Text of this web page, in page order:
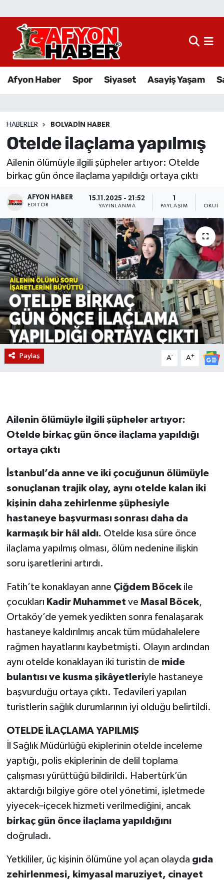
Afyon Haber Spor Siyaset Asayiş Yaşam
HABERLER BOLVADIN HABER
Otelde ilaçlama yapılmış
Ailenin ölümüyle ilgili şüpheler artıyor: Otelde
birkaç gün önce ilaçlama yapıldığı ortaya çıktı
AFYON HABER
EDITÖR
15.11.2025 - 21:52
YAYINLANMA PAYLAŞIM
Paylaş A- A+
Ailenin ölümüyle ilgili şüpheler artıyor:
Otelde birkaç gün önce ilaçlama yapıldığı
ortaya çıktı
İstanbul’da anne ve iki çocuğunun ölümüyle
sonuçlanan trajik olay, aynı otelde kalan iki
kişinin daha zehirlenme şüphesiyle
hastaneye başvurması sonrası daha da
karmaşık bir hâl aldı. Otelde kısa süre önce
ilaçlama yapılmış olması, ölüm nedenine ilişkin
soru işaretlerini artırdı.
Fatih’te konaklayan anne Çiğdem Böcekile
çocukları Kadir Muhammet ve Masal Böcek,
Ortaköy’de yemek yedikten sonra fenalaşarak
hastaneye kaldırılmış ancak tüm müdahalelere
rağmen hayatlarını kaybetmişti. Olayın ardından
aynı otelde konaklayan iki turistin de mide
bulantısı ve kusma şikâyetleriyle hastaneye
başvurduğu ortaya çıktı. Tedavileri yapılan
turistlerin sağlık durumlarının iyi olduğu belirtildi.
OTELDE İLAÇLAMA YAPILMIŞ
İl Sağlık Müdürlüğü ekiplerinin otelde inceleme
yaptığı, polis ekiplerinin de delil toplama
çalışması yürüttüğü bildirildi. Habertürk’ün
aktardığı bilgiye göre otel yönetimi, işletmede
yiyecek–içecek hizmeti verilmediğini, ancak
birkaç gün önce ilaçlama yapıldığını
doğruladı.
Yetkililer, üç kişinin ölümüne yol açan olayda gıda
zehirlenmesi, kimyasal maruziyet, cinayet
Afyon Haber
Sağlık
Eğitim
Ekonomi
Magazin
Etkinlikler